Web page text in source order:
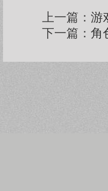
上一篇： 游
下一篇： 角